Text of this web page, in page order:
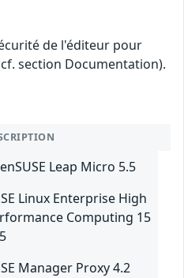
de l'éditeur pour
section Documentation).
Leap Micro 5.5
Linux Enterprise High
Computing 15
Manager Proxy 4.2